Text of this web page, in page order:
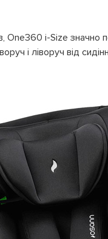
One360 i-Size значно
і ліворуч від